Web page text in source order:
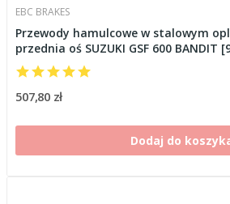
EBC BRAKES
Przewody hamulcowe w stalowym
przednia oś SUZUKI GSF 600 BANDIT
507,80 zł
Dodaj do